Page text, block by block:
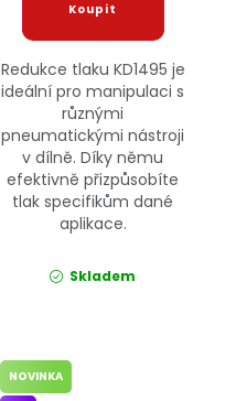
Redukce tlaku KD1495 je
ideální pro manipulaci s
různými
pneumatickými nástroji
v dílně. Díky němu
efektivně přizpůsobíte
tlak specifikům dané
aplikace.
Skladem
NOVINKA